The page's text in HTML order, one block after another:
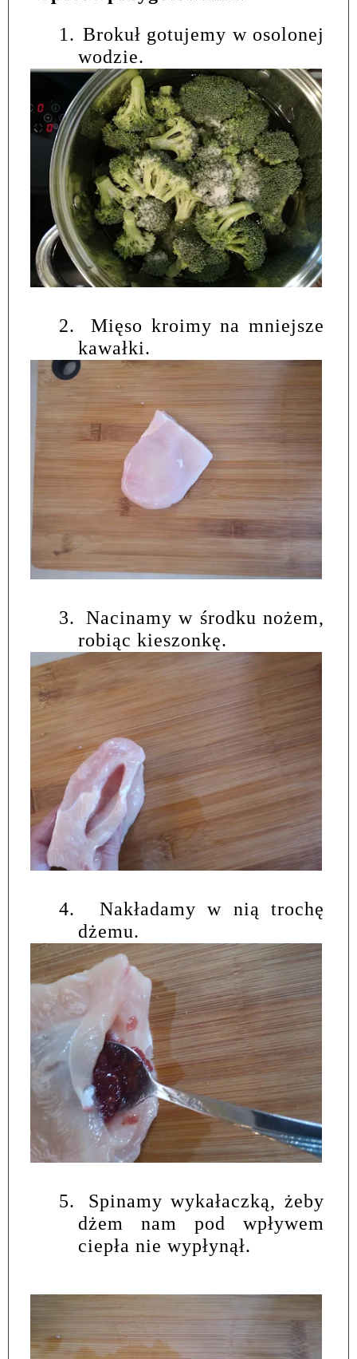
1. Brokuł gotujemy w osolonej
wodzie.
2.
Mięso kroimy na mniejsze
kawałki.
3.
Nacinamy w środku nożem,
robiąc kieszonkę.
4.
Nakładamy w nią trochę
dżemu.
5. Spinamy wykałaczką, żeby
dżem nam pod wpływem
ciepła nie wypłynął.